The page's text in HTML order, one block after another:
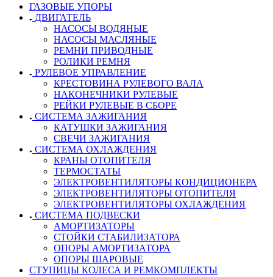
ГАЗОВЫЕ УПОРЫ
ДВИГАТЕЛЬ
НАСОСЫ ВОДЯНЫЕ
НАСОСЫ МАСЛЯНЫЕ
РЕМНИ ПРИВОДНЫЕ
РОЛИКИ РЕМНЯ
РУЛЕВОЕ УПРАВЛЕНИЕ
КРЕСТОВИНА РУЛЕВОГО ВАЛА
НАКОНЕЧНИКИ РУЛЕВЫЕ
РЕЙКИ РУЛЕВЫЕ В СБОРЕ
СИСТЕМА ЗАЖИГАНИЯ
КАТУШКИ ЗАЖИГАНИЯ
СВЕЧИ ЗАЖИГАНИЯ
СИСТЕМА ОХЛАЖДЕНИЯ
КРАНЫ ОТОПИТЕЛЯ
ТЕРМОСТАТЫ
ЭЛЕКТРОВЕНТИЛЯТОРЫ КОНДИЦИОНЕРА
ЭЛЕКТРОВЕНТИЛЯТОРЫ ОТОПИТЕЛЯ
ЭЛЕКТРОВЕНТИЛЯТОРЫ ОХЛАЖДЕНИЯ
СИСТЕМА ПОДВЕСКИ
АМОРТИЗАТОРЫ
СТОЙКИ СТАБИЛИЗАТОРА
ОПОРЫ АМОРТИЗАТОРА
ОПОРЫ ШАРОВЫЕ
СТУПИЦЫ КОЛЕСА И РЕМКОМПЛЕКТЫ